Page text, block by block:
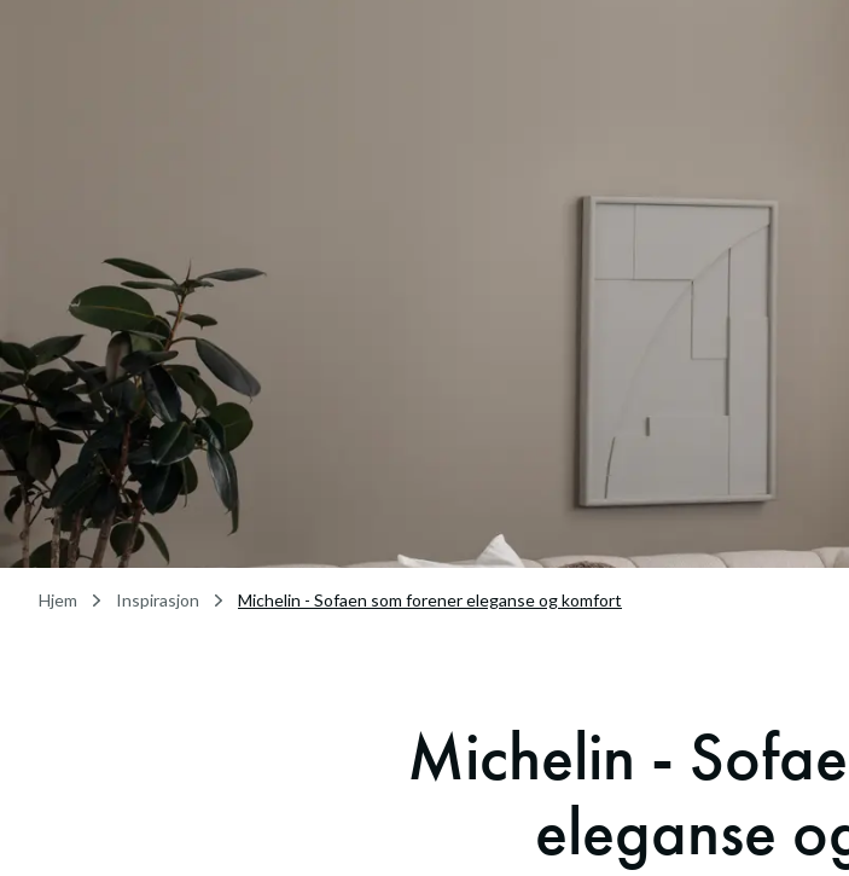
Hjem Inspirasjon Michelin - Sofaen som forener eleganse og komfort
Michelin -
eleganse